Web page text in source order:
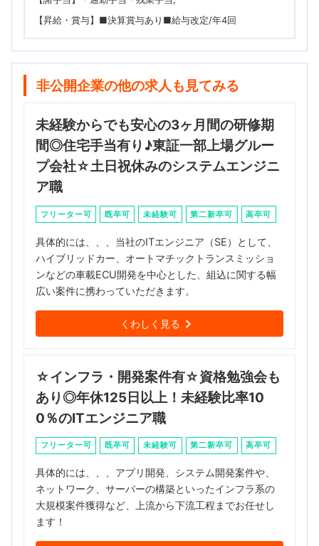
【昇給・賞与】■決算賞与あり■給与改定/年4回
非公開企業の他の求人も見てみる
未経験からでも安心の3ヶ月間の研修期
間◎住宅手当有り♪東証一部上場グルー
プ会社☆土日祝休みのシステムエンジニ
ア職
フリーター可 既卒可 未経験可 第二新卒可 高卒可
具体的には、、、当社のITエンジニア（SE）として、
ハイブリッドカー、オートマチックトランスミッショ
ンなどの車載ECU開発を中心とした、組込に関する幅
広い案件に携わっていただきます。
くわしく見る
☆インフラ・開発案件有☆資格勉強会も
あり◎年休125日以上！未経験比率10
0％のITエンジニア職
フリーター可 既卒可 未経験可 第二新卒可 高卒可
具体的には、、、アプリ開発、システム開発案件や、
ネットワーク、サーバーの構築といったインフラ系の
大規模案件獲得など、上流から下流工程までお任せし
ます！